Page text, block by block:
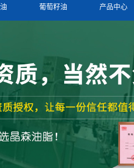
葡萄籽油 产品中心